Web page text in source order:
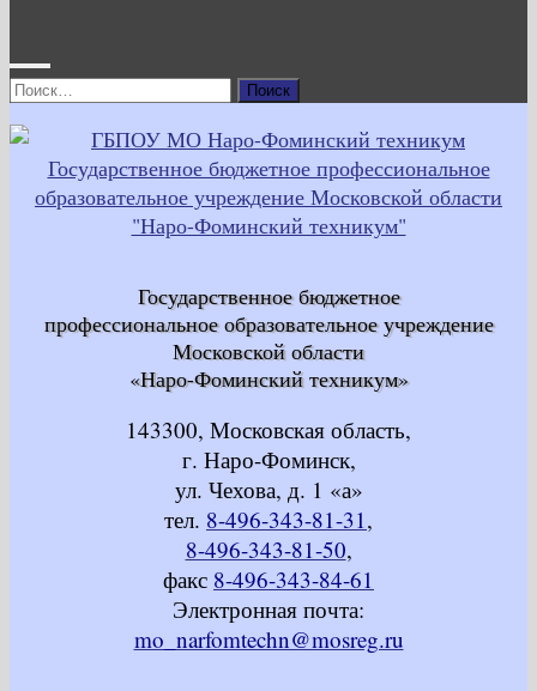
Найти:
Государственное бюджетное
профессиональное образовательное учреждение
Московской области
«Наро-Фоминский техникум»
143300, Московская область,
г. Наро-Фоминск,
ул. Чехова, д. 1 «а»
тел. 8-496-343-81-31,
8-496-343-81-50,
факс 8-496-343-84-61
Электронная почта:
mo_narfomtechn@mosreg.ru